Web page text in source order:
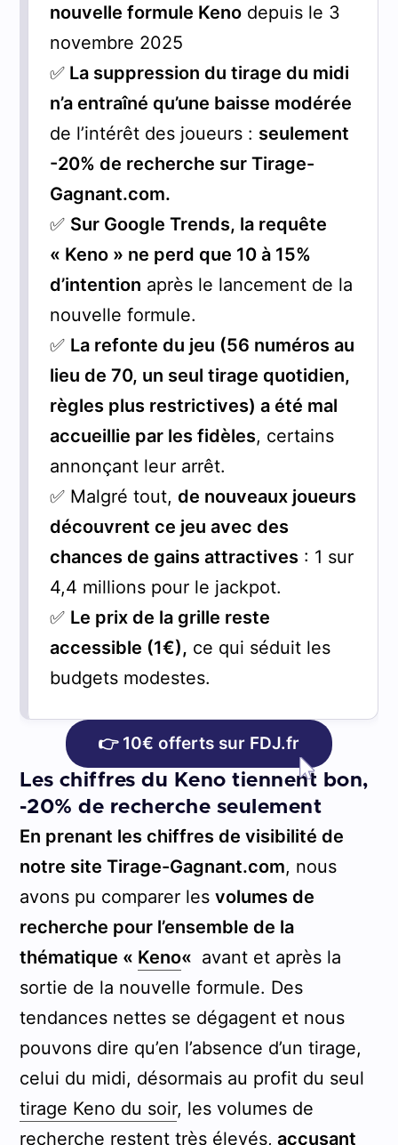
nouvelle formule Kenodepuis le 3
novembre 2025
✅La suppression du tirage du midi
n’a entraîné qu’une baisse modérée
de l’intérêt des joueurs : seulement
-20% de recherche sur Tirage-
Gagnant.com.
✅ Sur Google Trends, la requête
« Keno » ne perd que 10 à 15%
d’intention après le lancement de la
nouvelle formule.
✅ La refonte du jeu (56 numéros au
lieu de 70, un seul tirage quotidien,
règles plus restrictives) a été mal
accueillie par les fidèles, certains
annonçant leur arrêt.
✅ Malgré tout, de nouveaux joueurs
découvrent ce jeu avec des
chances de gains attractives: 1 sur
4,4 millions pour le jackpot.
✅ Le prix de la grille reste
accessible (1€), ce qui séduit les
budgets modestes.
👉 10€ offerts sur FDJ.fr
Les chiffres du Keno tiennent bon,
-20% de recherche seulement
En prenant les chiffres de visibilité de
notre site Tirage-Gagnant.com, nous
avons pu comparer les volumes de
recherche pour l’ensemble de la
thématique « Keno« avant et après la
sortie de la nouvelle formule. Des
tendances nettes se dégagent et nous
pouvons dire qu’en l’absence d’un tirage,
celui du midi, désormais au profit du seul
tirage Keno du soir, les volumes de
recherche restent très élevés, accusant